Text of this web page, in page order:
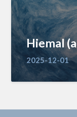
Hiemal
2025-12-01